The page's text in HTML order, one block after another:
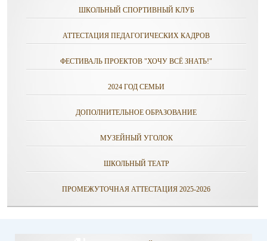
ШКОЛЬНЫЙ СПОРТИВНЫЙ КЛУБ
АТТЕСТАЦИЯ ПЕДАГОГИЧЕСКИХ КАДРОВ
ФЕСТИВАЛЬ ПРОЕКТОВ "ХОЧУ ВСЁ ЗНАТЬ!"
2024 ГОД СЕМЬИ
ДОПОЛНИТЕЛЬНОЕ ОБРАЗОВАНИЕ
МУЗЕЙНЫЙ УГОЛОК
ШКОЛЬНЫЙ ТЕАТР
ПРОМЕЖУТОЧНАЯ АТТЕСТАЦИЯ 2025-2026